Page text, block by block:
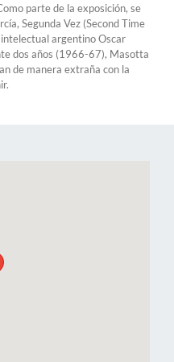
parte de la exposición, se
Segunda Vez (Second Time
argentino Oscar
dos años (1966-67), Masotta
de manera extraña con la